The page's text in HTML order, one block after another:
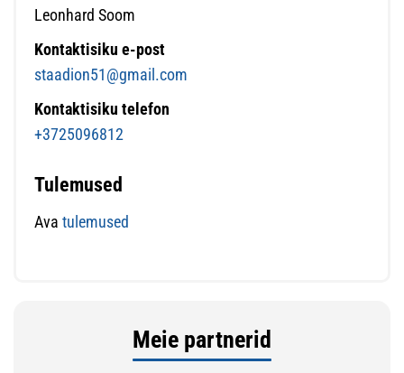
Leonhard Soom
Kontaktisiku e-post
staadion51@gmail.com
Kontaktisiku telefon
+3725096812
Tulemused
Ava tulemused
Meie partnerid